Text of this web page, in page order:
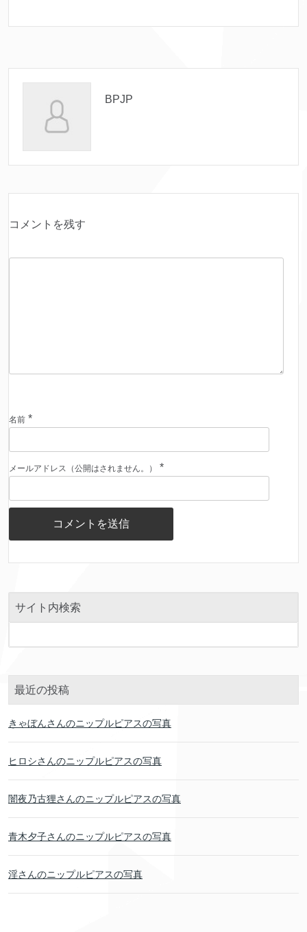
BPJP
コメントを残す
名前 *
メールアドレス（公開はされません。） *
サイト内検索
最近の投稿
きゃぼんさんのニップルピアスの写真
ヒロシさんのニップルピアスの写真
闇夜乃古狸さんのニップルピアスの写真
青木夕子さんのニップルピアスの写真
淫さんのニップルピアスの写真